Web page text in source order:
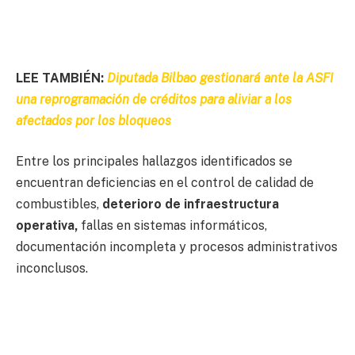
LEE TAMBIÉN: Diputada Bilbao gestionará ante la ASFI
una reprogramación de créditos para aliviar a los
afectados por los bloqueos
Entre los principales hallazgos identificados se
encuentran deficiencias en el control de calidad de
combustibles, deterioro de infraestructura
operativa, fallas en sistemas informáticos,
documentación incompleta y procesos administrativos
inconclusos.